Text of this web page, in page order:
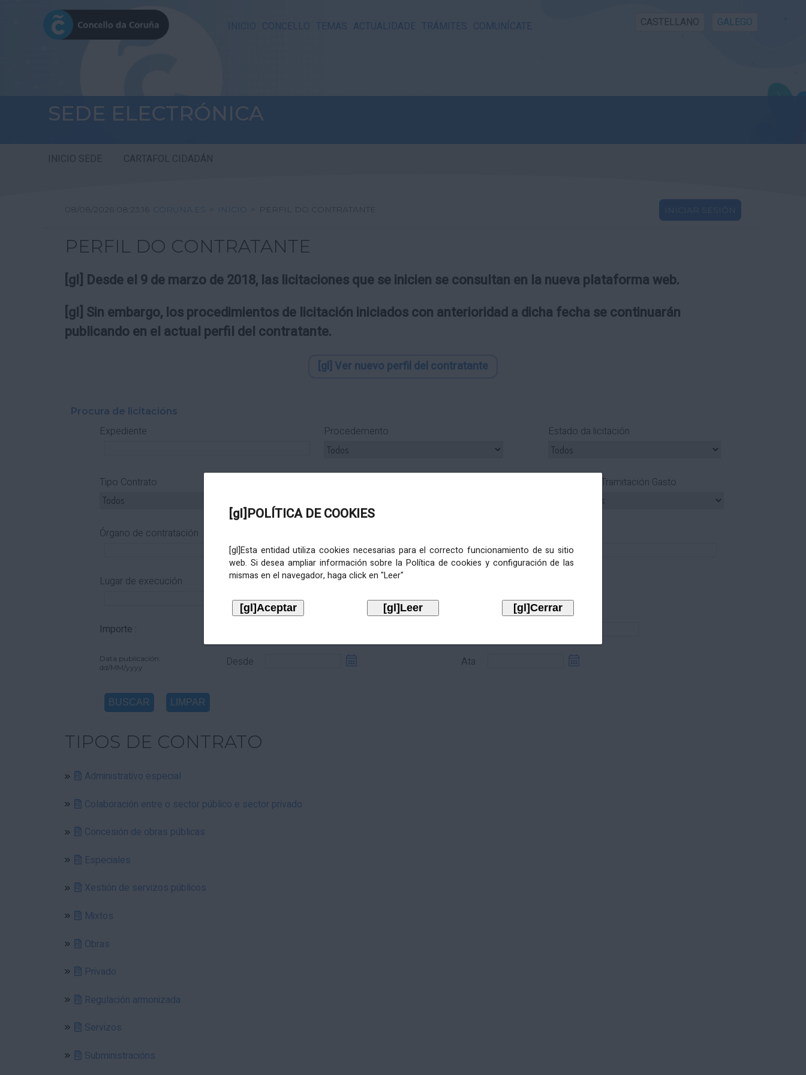
INICIO CONCELLO TEMAS ACTUALIDADE TRÁMITES COMUNÍCATE CASTELLANO GALEGO
SEDE ELECTRÓNICA
INICIO SEDE CARTAFOL CIDADÁN
[gl]POLÍTICA DE COOKIES
[gl]Esta entidad utiliza cookies necesarias para el correcto funcionamiento de su sitio
web. Si desea ampliar información sobre la Política de cookies y configuración de las
mismas en el navegador, haga click en "Leer"
08/08/2026 08:23:16 CORUNA.ES > INICIO > PERFIL DO CONTRATANTE INICIAR SESIÓN
PERFIL DO CONTRATANTE
[gl] Desde el 9 de marzo de 2018, las licitaciones que se inicien se consultan en la nueva plataforma web.
[gl] Sin embargo, los procedimientos de licitación iniciados con anterioridad a dicha fecha se continuarán
publicando en el actual perfil del contratante.
[gl] Ver nuevo perfil del contratante
Procura de licitacións
Expediente Procedemento Estado da licitación
Tipo Contrato Tipo Tramitación Gasto
Órgano de contratación
Lugar de execución
Importe :
Data publicación:
dd/MM/yyyy
Desde Ata
TIPOS DE CONTRATO
Administrativo especial
Colaboración entre o sector público e sector privado
Concesión de obras públicas
Especiales
Xestión de servizos públicos
Mixtos
Obras
Privado
Regulación armonizada
Servizos
Subministracións